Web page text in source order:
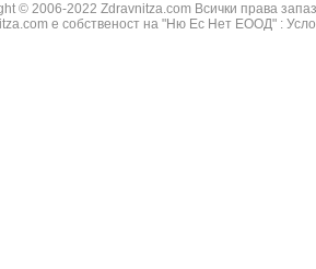
© 2006-2022 Zdravnitza.com Всички права
е собственост на "Ню Ес Нет ЕООД" :